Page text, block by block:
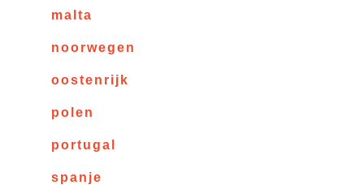
malta
noorwegen
oostenrijk
polen
portugal
spanje